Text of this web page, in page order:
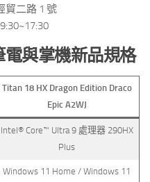
貿二路 1 號
電與掌機新品規格
Titan 18 HX Dragon Edition Draco
Epic A2WJ
Intel® Core™ Ultra 9 處理器 290HX
Plus
Windows 11 Home / Windows 11